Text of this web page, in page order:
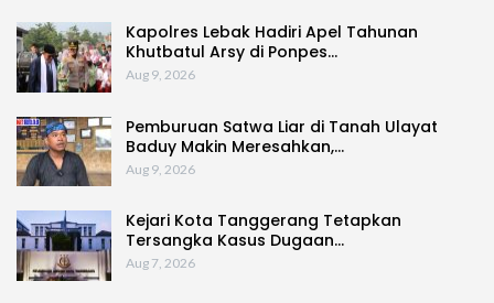
Kapolres Lebak Hadiri Apel Tahunan
Khutbatul Arsy di Ponpes…
Aug 9, 2026
Pemburuan Satwa Liar di Tanah Ulayat
Baduy Makin Meresahkan,…
Aug 9, 2026
Kejari Kota Tanggerang Tetapkan
Tersangka Kasus Dugaan…
Aug 7, 2026